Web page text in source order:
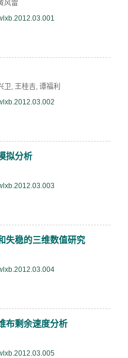
风雷
卫, 王桂吉, 谭福利
拟分析
失稳的三维数值研究
布剩余速度分析